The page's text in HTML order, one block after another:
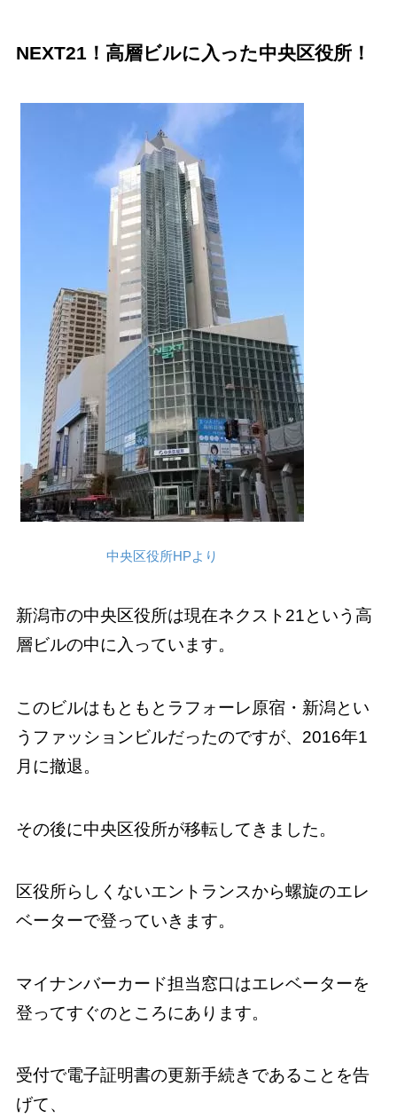
NEXT21！高層ビルに入った中央区役所！
中央区役所HPより
新潟市の中央区役所は現在ネクスト21という高
層ビルの中に入っています。
このビルはもともとラフォーレ原宿・新潟とい
うファッションビルだったのですが、2016年1
月に撤退。
その後に中央区役所が移転してきました。
区役所らしくないエントランスから螺旋のエレ
ベーターで登っていきます。
マイナンバーカード担当窓口はエレベーターを
登ってすぐのところにあります。
受付で電子証明書の更新手続きであることを告
げて、